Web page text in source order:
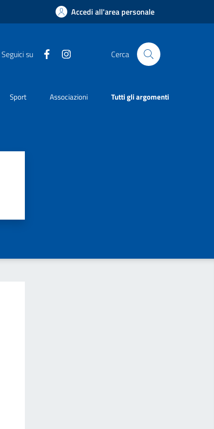
Accedi all'area personale
Seguici su Facebook Cerca
Sport Associazioni Tutti gli argomenti